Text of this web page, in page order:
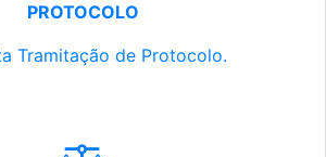
PROTOCOLO
Tramitação de Protocolo.